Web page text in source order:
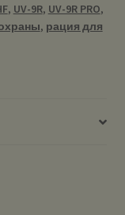
, UV-9R, UV-9R PRO,
, рация для